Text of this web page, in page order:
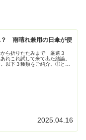
雨晴れ兼用の日傘が便
ら折りたたみまで 厳選３
れこれ試して来て出た結論。
以下３種類をご紹介。①とに
2025.04.16